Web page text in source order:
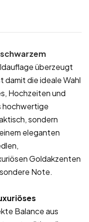
überzeugt
damit die ideale Wahl
Hochzeiten und
hochwertige
sondern
eleganten
Goldakzenten
Note.
Balance aus